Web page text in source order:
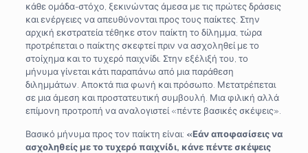
κάθε ομάδα-στόχο, ξεκινώντας άμεσα με τις πρώτες δράσεις
και ενέργειες να απευθύνονται προς τους παίκτες. Στην
αρχική εκστρατεία τέθηκε στον παίκτη το δίλημμα, τώρα
προτρέπεται ο παίκτης σκεφτεί πριν να ασχοληθεί με το
στοίχημα και το τυχερό παιχνίδι. Στην εξέλιξή του, το
μήνυμα γίνεται κάτι παραπάνω από μια παράθεση
διλημμάτων. Αποκτά πια φωνή και πρόσωπο. Μετατρέπεται
σε μια άμεση και προστατευτική συμβουλή. Μια φιλική αλλά
επίμονη προτροπή να αναλογιστεί «πέντε βασικές σκέψεις».
Βασικό μήνυμα προς τον παίκτη είναι: «Εάν αποφασίσεις να
ασχοληθείς με το τυχερό παιχνίδι, κάνε πέντε σκέψεις